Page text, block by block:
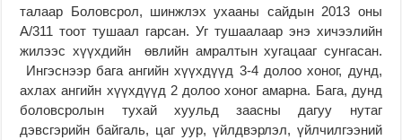
талаар Боловсрол, шинжлэх ухааны сайдын 2013 оны
А/311 тоот тушаал гарсан. Уг тушаалаар энэ хичээлийн
жилээс хүүхдийн өвлийн амралтын хугацааг сунгасан.
Ингэснээр бага ангийн хүүхдүүд 3-4 долоо хоног, дунд,
ахлах ангийн хүүхдүүд 2 долоо хоног амарна. Бага, дунд
боловсролын тухай хуульд заасны дагуу нутаг
дэвсгэрийн байгаль, цаг уур, үйлдвэрлэл, үйлчилгээний